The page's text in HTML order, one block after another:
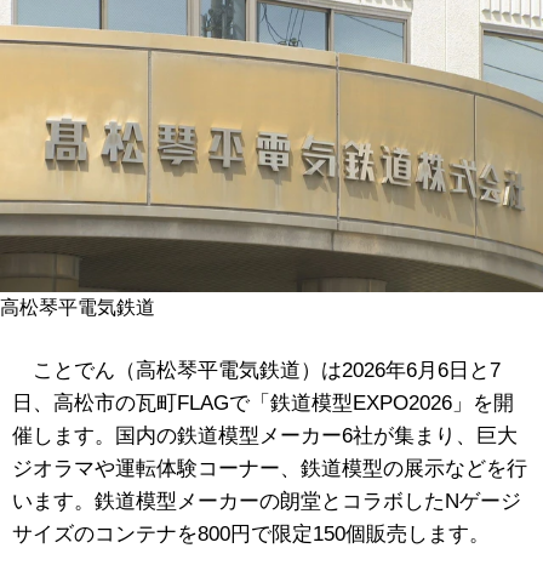
高松琴平電気鉄道
ことでん（高松琴平電気鉄道）は2026年6月6日と7
日、高松市の瓦町FLAGで「鉄道模型EXPO2026」を開
催します。国内の鉄道模型メーカー6社が集まり、巨大
ジオラマや運転体験コーナー、鉄道模型の展示などを行
います。鉄道模型メーカーの朗堂とコラボしたNゲージ
サイズのコンテナを800円で限定150個販売します。